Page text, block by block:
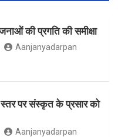
e
की प्रगति की समीक्षा
Aanjanyadarpan
स्तर पर संस्कृत के प्रसार को
Aanjanyadarpan